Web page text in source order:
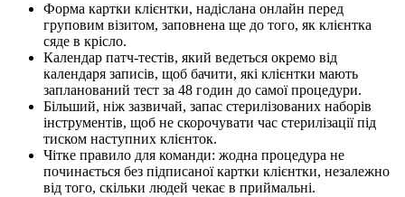
Форма картки клієнтки, надіслана онлайн перед
груповим візитом, заповнена ще до того, як клієнтка
сяде в крісло.
Календар патч-тестів, який ведеться окремо від
календаря записів, щоб бачити, які клієнтки мають
запланований тест за 48 годин до самої процедури.
Більший, ніж зазвичай, запас стерилізованих наборів
інструментів, щоб не скорочувати час стерилізації під
тиском наступних клієнток.
Чітке правило для команди: жодна процедура не
починається без підписаної картки клієнтки, незалежно
від того, скільки людей чекає в приймальні.